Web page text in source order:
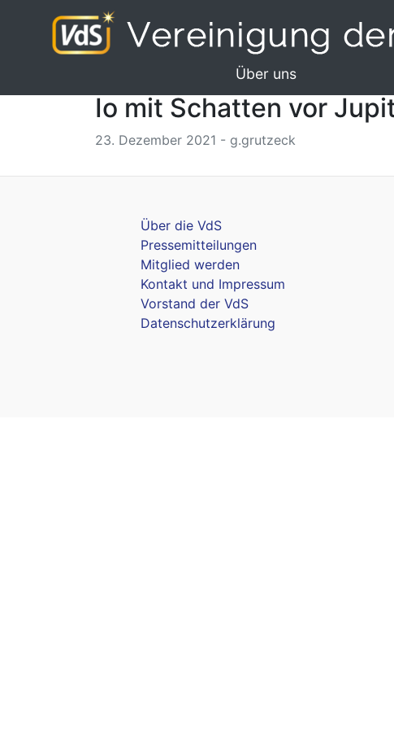
Über uns
Io mit Schatten vor
23. Dezember 2021 - g.grutzeck
Über die VdS
Pressemitteilungen
Mitglied werden
Kontakt und Impressum
Vorstand der VdS
Datenschutzerklärung